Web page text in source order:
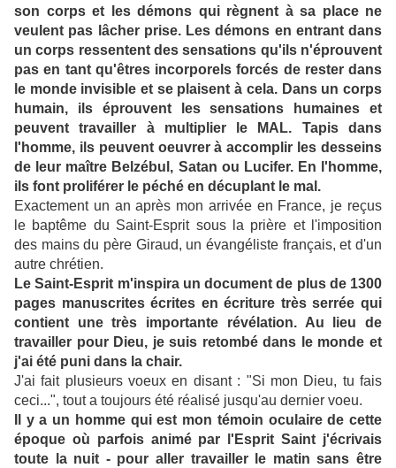
son corps et les démons qui règnent à sa place ne
veulent pas lâcher prise. Les démons en entrant dans
un corps ressentent des sensations qu'ils n'éprouvent
pas en tant qu'êtres incorporels forcés de rester dans
le monde invisible et se plaisent à cela. Dans un corps
humain, ils éprouvent les sensations humaines et
peuvent travailler à multiplier le MAL. Tapis dans
l'homme, ils peuvent oeuvrer à accomplir les desseins
de leur maître Belzébul, Satan ou Lucifer. En l'homme,
ils font proliférer le péché en décuplant le mal.
Exactement un an après mon arrivée en France, je reçus
le baptême du Saint-Esprit sous la prière et l'imposition
des mains du père Giraud, un évangéliste français, et d'un
autre chrétien.
Le Saint-Esprit m'inspira un document de plus de 1300
pages manuscrites écrites en écriture très serrée qui
contient une très importante révélation. Au lieu de
travailler pour Dieu, je suis retombé dans le monde et
j'ai été puni dans la chair.
J'ai fait plusieurs voeux en disant : "Si mon Dieu, tu fais
ceci...", tout a toujours été réalisé jusqu'au dernier voeu.
Il y a un homme qui est mon témoin oculaire de cette
époque où parfois animé par l'Esprit Saint j'écrivais
toute la nuit - pour aller travailler le matin sans être